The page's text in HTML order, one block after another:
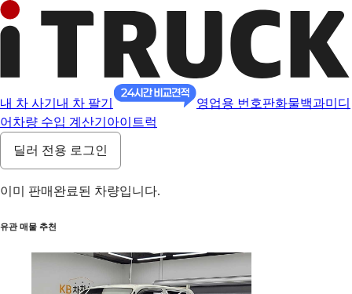
내 차 사기 내 차 팔기 영업용 번호판화물백과미디
어 차량 수입 계산기 아이트럭
딜러 전용 로그인
이미 판매완료된 차량입니다.
유관 매물 추천